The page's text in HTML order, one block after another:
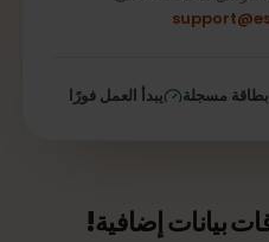
بطاقة مسجلة يبدأ العمل فورًا
بيانات إضافية!